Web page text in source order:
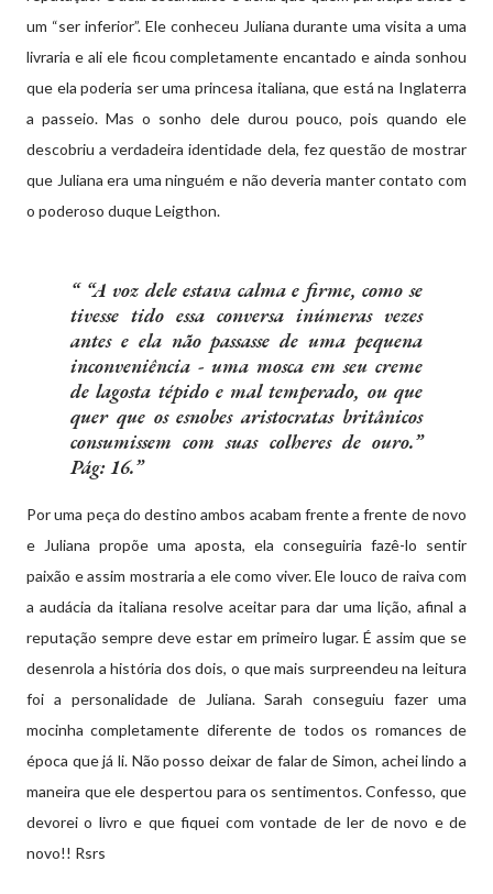
um “ser inferior”. Ele conheceu Juliana durante uma visita a uma
livraria e ali ele ficou completamente encantado e ainda sonhou
que ela poderia ser uma princesa italiana, que está na Inglaterra
a passeio. Mas o sonho dele durou pouco, pois quando ele
descobriu a verdadeira identidade dela, fez questão de mostrar
que Juliana era uma ninguém e não deveria manter contato com
o poderoso duque Leigthon.
“A voz dele estava calma e firme, como se
tivesse tido essa conversa inúmeras vezes
antes e ela não passasse de uma pequena
inconveniência - uma mosca em seu creme
de lagosta tépido e mal temperado, ou que
quer que os esnobes aristocratas britânicos
consumissem com suas colheres de ouro.”
Pág: 16.
Por uma peça do destino ambos acabam frente a frente de novo
e Juliana propõe uma aposta, ela conseguiria fazê-lo sentir
paixão e assim mostraria a ele como viver. Ele louco de raiva com
a audácia da italiana resolve aceitar para dar uma lição, afinal a
reputação sempre deve estar em primeiro lugar. É assim que se
desenrola a história dos dois, o que mais surpreendeu na leitura
foi a personalidade de Juliana. Sarah conseguiu fazer uma
mocinha completamente diferente de todos os romances de
época que já li. Não posso deixar de falar de Simon, achei lindo a
maneira que ele despertou para os sentimentos. Confesso, que
devorei o livro e que fiquei com vontade de ler de novo e de
novo!! Rsrs